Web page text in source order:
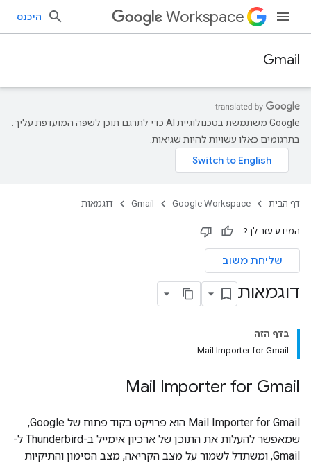
Workspace היכנס
Gmail
‫Google משתמשת בטכנולוגיית AI כדי לתרגם תוכן לשפה המועדפת עליך.
בתרגומים כאלו עשויות להיות שגיאות.
דף הבית Google Workspace
Gmail דוגמאות
המידע עזר לך?
שליחת משוב
דוגמאות
בדף הזה
Mail Importer for Gmail
Mail Importer for Gmail
Mail Importer for Gmail הוא פרויקט בקוד פתוח של Google,
שמאפשר להעלות את התוכן של ארכיון אימייל ב-Thunderbird ל-
Gmail, ומשתדל לשמור על מצב הקריאה, מצב הסימון והתיקיות